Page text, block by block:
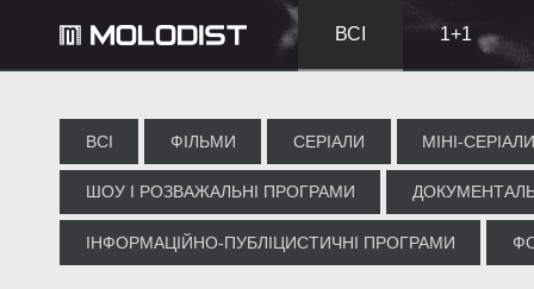
ВСІ 1+1
ВСІ ФІЛЬМИ СЕРІАЛИ МІНІ-
ШОУ І РОЗВАЖАЛЬНІ ПРОГРАМИ
ІНФОРМАЦІЙНО-ПУБЛІЦИСТИЧНІ ПРОГРАМИ